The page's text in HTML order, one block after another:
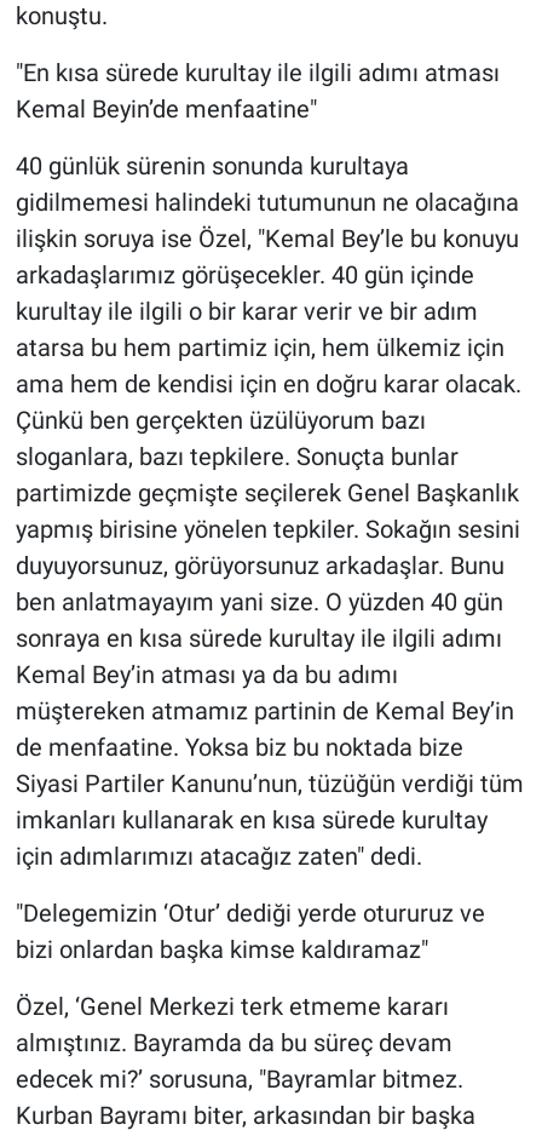
konuştu.
"En kısa sürede kurultay ile ilgili adımı atması
Kemal Beyin’de menfaatine"
40 günlük sürenin sonunda kurultaya
gidilmemesi halindeki tutumunun ne olacağına
ilişkin soruya ise Özel, "Kemal Bey’le bu konuyu
arkadaşlarımız görüşecekler. 40 gün içinde
kurultay ile ilgili o bir karar verir ve bir adım
atarsa bu hem partimiz için, hem ülkemiz için
ama hem de kendisi için en doğru karar olacak.
Çünkü ben gerçekten üzülüyorum bazı
sloganlara, bazı tepkilere. Sonuçta bunlar
partimizde geçmişte seçilerek Genel Başkanlık
yapmış birisine yönelen tepkiler. Sokağın sesini
duyuyorsunuz, görüyorsunuz arkadaşlar. Bunu
ben anlatmayayım yani size. O yüzden 40 gün
sonraya en kısa sürede kurultay ile ilgili adımı
Kemal Bey’in atması ya da bu adımı
müştereken atmamız partinin de Kemal Bey’in
de menfaatine. Yoksa biz bu noktada bize
Siyasi Partiler Kanunu’nun, tüzüğün verdiği tüm
imkanları kullanarak en kısa sürede kurultay
için adımlarımızı atacağız zaten" dedi.
"Delegemizin ‘Otur’ dediği yerde otururuz ve
bizi onlardan başka kimse kaldıramaz"
Özel, ‘Genel Merkezi terk etmeme kararı
almıştınız. Bayramda da bu süreç devam
edecek mi?’ sorusuna, "Bayramlar bitmez.
Kurban Bayramı biter, arkasından bir başka